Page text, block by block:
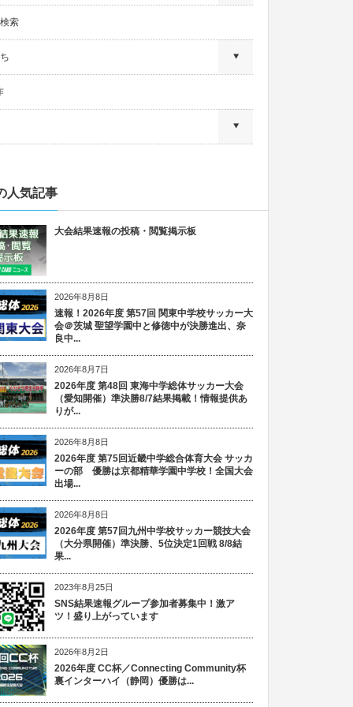
索
人気記事
大会結果速報の投稿・閲覧掲示板
2026年8月8日
速報！2026年度 第57回 関東中学校サッカー大
会＠茨城 聖望学園中と修徳中が決勝進出、奈
良中...
2026年8月7日
2026年度 第48回 東海中学総体サッカー大会
（愛知開催）準決勝8/7結果掲載！情報提供あ
りが...
2026年8月8日
2026年度 第75回近畿中学総合体育大会 サッカ
ーの部 優勝は京都精華学園中学校！全国大会
出場...
2026年8月8日
2026年度 第57回九州中学校サッカー競技大会
（大分県開催）準決勝、5位決定1回戦 8/8結
果...
2023年8月25日
SNS結果速報グループ参加者募集中！激ア
ツ！盛り上がっています
2026年8月2日
2026年度 CC杯／Connecting Community杯
裏インターハイ（静岡）優勝は...